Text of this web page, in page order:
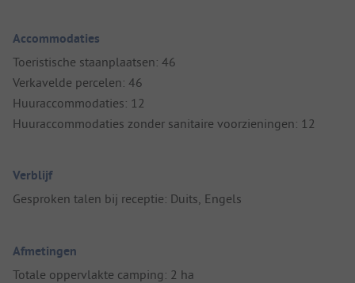
Accommodaties
Toeristische staanplaatsen: 46
Verkavelde percelen: 46
Huuraccommodaties: 12
Huuraccommodaties zonder sanitaire voorzieningen: 12
Verblijf
Gesproken talen bij receptie: Duits, Engels
Afmetingen
Totale oppervlakte camping: 2 ha